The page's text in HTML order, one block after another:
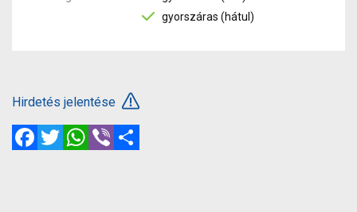
gyorszáras (hátul)
Hirdetés jelentése
FacebookTwitterWhatsApp
Viber